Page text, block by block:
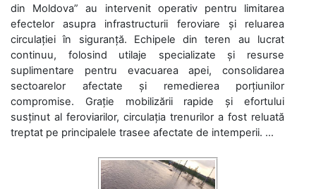
din Moldova” au intervenit operativ pentru limitarea
efectelor asupra infrastructurii feroviare și reluarea
circulației în siguranță. Echipele din teren au lucrat
continuu, folosind utilaje specializate și resurse
suplimentare pentru evacuarea apei, consolidarea
sectoarelor afectate și remedierea porțiunilor
compromise. Grație mobilizării rapide și efortului
susținut al feroviarilor, circulația trenurilor a fost reluată
treptat pe principalele trasee afectate de intemperii. ...